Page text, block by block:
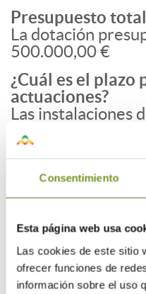
Consentimiento
Esta página web usa
Las cookies de este sitio
ofrecer funciones de
información sobre el uso
Presupuesto
La dotación
500.000,00 €
¿Cuál es el plazo
actuaciones?
Las instalaciones
entre el 1 de
julio de 2026
actuaciones?
Tres meses (hasta
¿Cuál es el
El plazo de
es hasta el 31